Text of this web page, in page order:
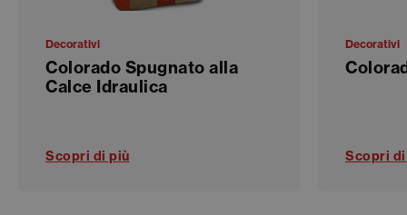
Decorativi
Colorado Spugnato alla
Calce Idraulica
Scopri di più
Decorativi
Scopri